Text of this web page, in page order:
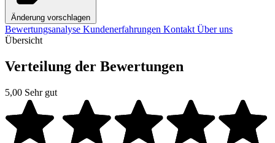
Änderung vorschlagen
Bewertungsanalyse Kundenerfahrungen Kontakt Über uns
Übersicht
Verteilung der Bewertungen
5,00 Sehr gut